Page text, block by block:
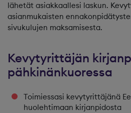
lähetät asiakkaallesi laskun.
asianmukaisten
sivukulujen maksamisesta.
Kevytyrittäjän
pähkinänkuoressa
Toimiessasi kevytyrittäjänä
huolehtimaan kirjanpidosta